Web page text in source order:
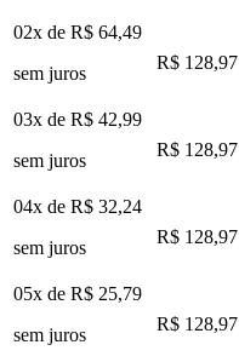
02x de R$ 64,49
sem juros
R$ 128,97
03x de R$ 42,99
sem juros
R$ 128,97
04x de R$ 32,24
sem juros
R$ 128,97
05x de R$ 25,79
sem juros
R$ 128,97